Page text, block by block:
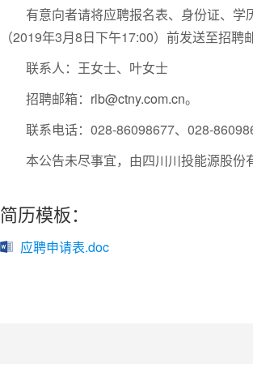
有意向者请将应聘报名表、身份证、
（2019年3月8日下午17:00）前发送至招聘
联系人：王女士、叶女士
招聘邮箱： rlb@ctny.com.cn。
联系电话：028-86098677、028-
本公告未尽事宜，由四川川投能源股份
简历模板：
应聘申请表.doc